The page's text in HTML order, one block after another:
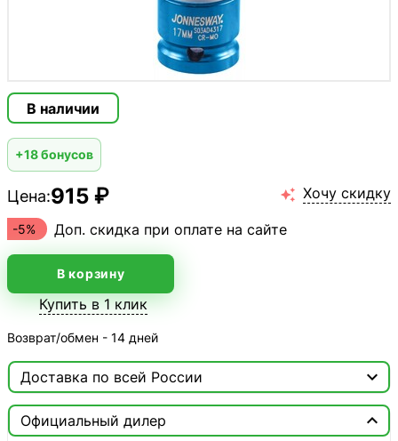
В наличии
+18 бонусов
Цена:915 ₽  Хочу скидку
-5% Доп. скидка при оплате на сайте
В корзину
Купить в 1 клик
Возврат/обмен - 14 дней
Доставка по всей России 
 Москва
Официальный дилер
